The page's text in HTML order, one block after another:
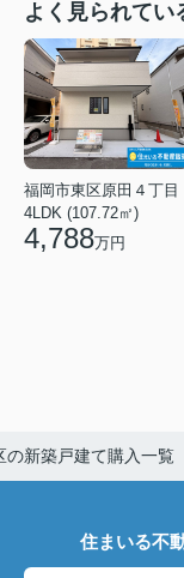
よく見られてい
福岡市東区原田４丁目
4LDK (107.72㎡)
4,788万円
の新築戸建て購入一覧
住まいる不